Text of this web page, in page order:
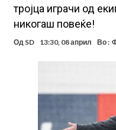
Никој не разбира
Се подготвува
2010 година?
Тикет на денот
тројца играчи од
никогаш повеќе!
Од SD 13:30, 08 април Во :